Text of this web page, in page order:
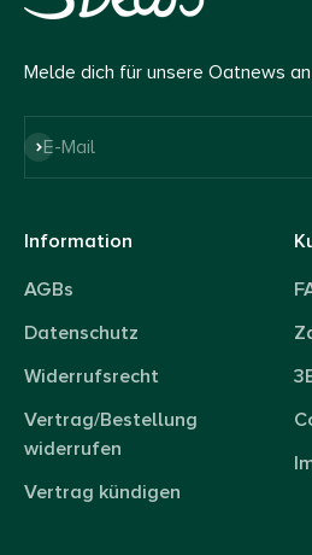
Melde dich für unsere Oatnews
E-Mail
Abonnieren
Information
AGBs
Datenschutz
Widerrufsrecht
Vertrag/Bestellung
widerrufen
Vertrag kündigen